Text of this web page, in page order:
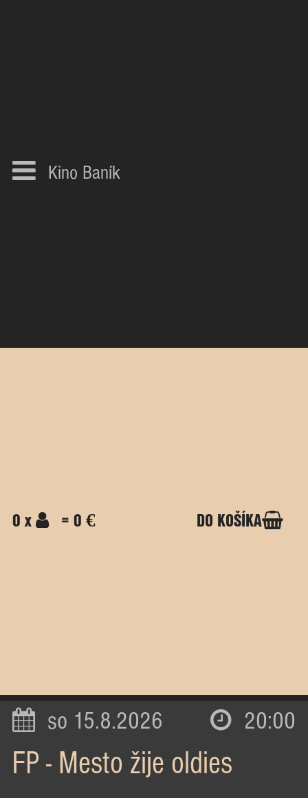
Kino Baník
0 x = 0 € DO KOŠÍKA
so 15.8.2026 20:00
FP - Mesto žije oldies